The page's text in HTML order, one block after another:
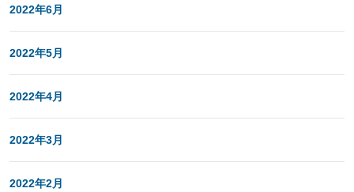
2022年6月
2022年5月
2022年4月
2022年3月
2022年2月